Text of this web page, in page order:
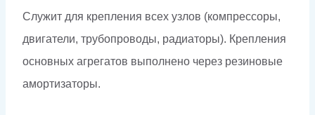
Служит для крепления всех узлов (компрессоры,
двигатели, трубопроводы, радиаторы). Крепления
основных агрегатов выполнено через резиновые
амортизаторы.